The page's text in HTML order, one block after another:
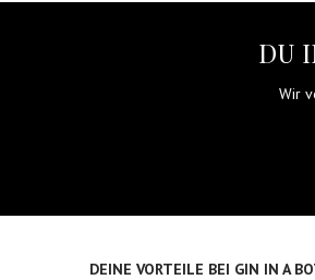
DU
Wir
DEINE VORTEILE BEI GIN IN A